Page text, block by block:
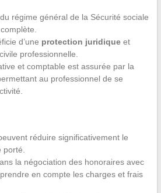
régime général de la Sécurité sociale
d’une protection juridiqueet
professionnelle.
et comptable est assurée par la
au professionnel de se
réduire significativement le
la négociation des honoraires avec
en compte les charges et frais